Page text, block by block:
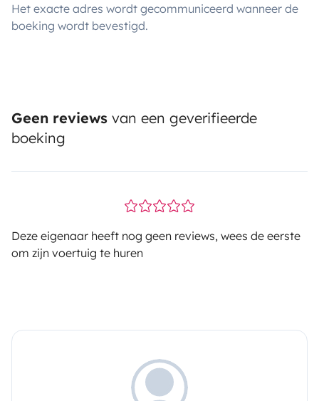
Het exacte adres wordt gecommuniceerd wanneer de
boeking wordt bevestigd.
Geen reviews van een geverifieerde
boeking
Deze eigenaar heeft nog geen reviews, wees de eerste
om zijn voertuig te huren